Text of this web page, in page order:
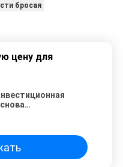
бросая
цену для